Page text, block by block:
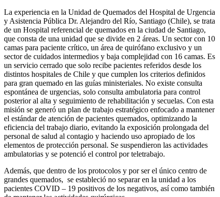
La experiencia en la Unidad de Quemados del Hospital de Urgencia
y Asistencia Pública Dr. Alejandro del Río, Santiago (Chile), se trata
de un Hospital referencial de quemados en la ciudad de Santiago,
que consta de una unidad que se divide en 2 áreas. Un sector con 10
camas para paciente crítico, un área de quirófano ex­clusivo y un
sector de cuidados intermedios y baja com­plejidad con 16 camas. Es
un servicio cerrado que solo recibe pacientes referidos desde los
distintos hospitales de Chile y que cumplen los criterios definidos
para gran quemado en las guías ministeriales. No existe consulta
espontánea de urgencias, solo consulta ambulatoria para control
posterior al alta y seguimiento de rehabilitación y secuelas. Con esta
misión se generó un plan de trabajo estratégico enfocado a mantener
el estándar de atención de pacientes quemados, optimizan­do la
eficiencia del trabajo diario, evitando la exposición prolongada del
personal de salud al contagio y haciendo uso apropiado de los
elementos de protección personal. Se suspendieron las actividades
ambulatorias y se poten­ció el control por teletrabajo.
Además, que dentro de los protocolos y por ser el único centro de
grandes quemados, se estableció no separar en la unidad a los
pacientes COVID – 19 positivos de los ne­gativos, así como también